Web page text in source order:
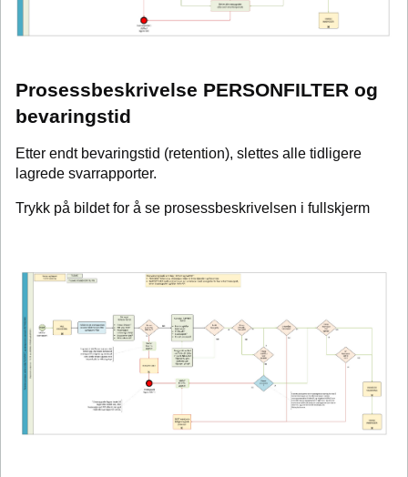
Prosessbeskrivelse PERSONFILTER og
bevaringstid
Etter endt bevaringstid (retention), slettes alle tidligere
lagrede svarrapporter.
Trykk på bildet for å se prosessbeskrivelsen i fullskjerm